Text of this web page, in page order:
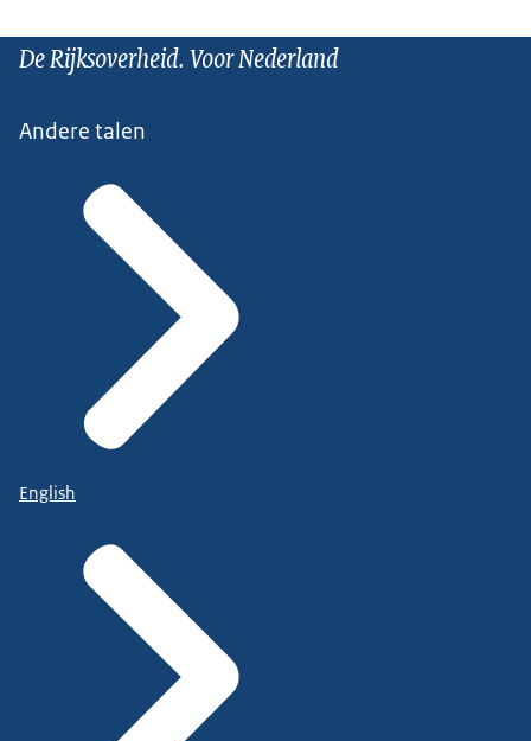
De Rijksoverheid. Voor Nederland
Andere talen
English